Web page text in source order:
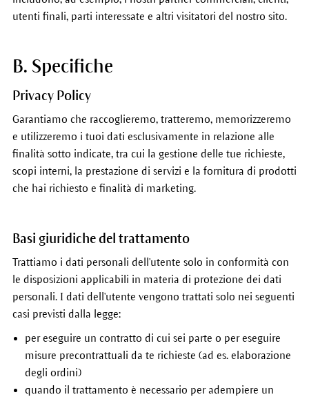
utenti finali, parti interessate e altri visitatori del nostro sito.
B. Specifiche
Privacy Policy
Garantiamo che raccoglieremo, tratteremo, memorizzeremo
e utilizzeremo i tuoi dati esclusivamente in relazione alle
finalità sotto indicate, tra cui la gestione delle tue richieste,
scopi interni, la prestazione di servizi e la fornitura di prodotti
che hai richiesto e finalità di marketing.
Basi giuridiche del trattamento
Trattiamo i dati personali dell'utente solo in conformità con
le disposizioni applicabili in materia di protezione dei dati
personali. I dati dell'utente vengono trattati solo nei seguenti
casi previsti dalla legge:
per eseguire un contratto di cui sei parte o per eseguire
misure precontrattuali da te richieste (ad es. elaborazione
degli ordini)
quando il trattamento è necessario per adempiere un